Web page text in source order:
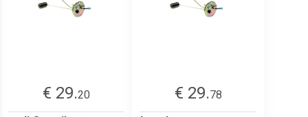
€ 29.20
€ 29.78